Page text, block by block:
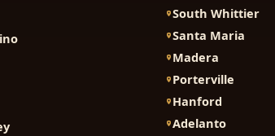
South Whittier
Santa Maria
Madera
Porterville
Hanford
Adelanto